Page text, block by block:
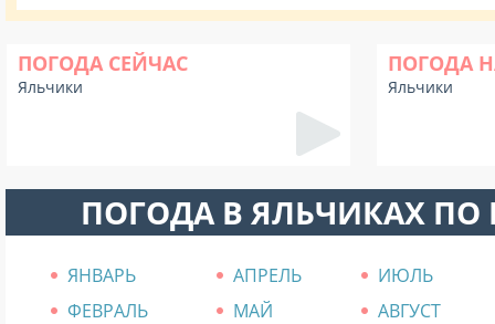
ПОГОДА СЕЙЧАС
Яльчики
ПОГОДА
Яльчики
ПОГОДА В ЯЛЬЧИКАХ
ЯНВАРЬ АПРЕЛЬ
ИЮЛЬ
ФЕВРАЛЬ
МАЙ
АВГУСТ